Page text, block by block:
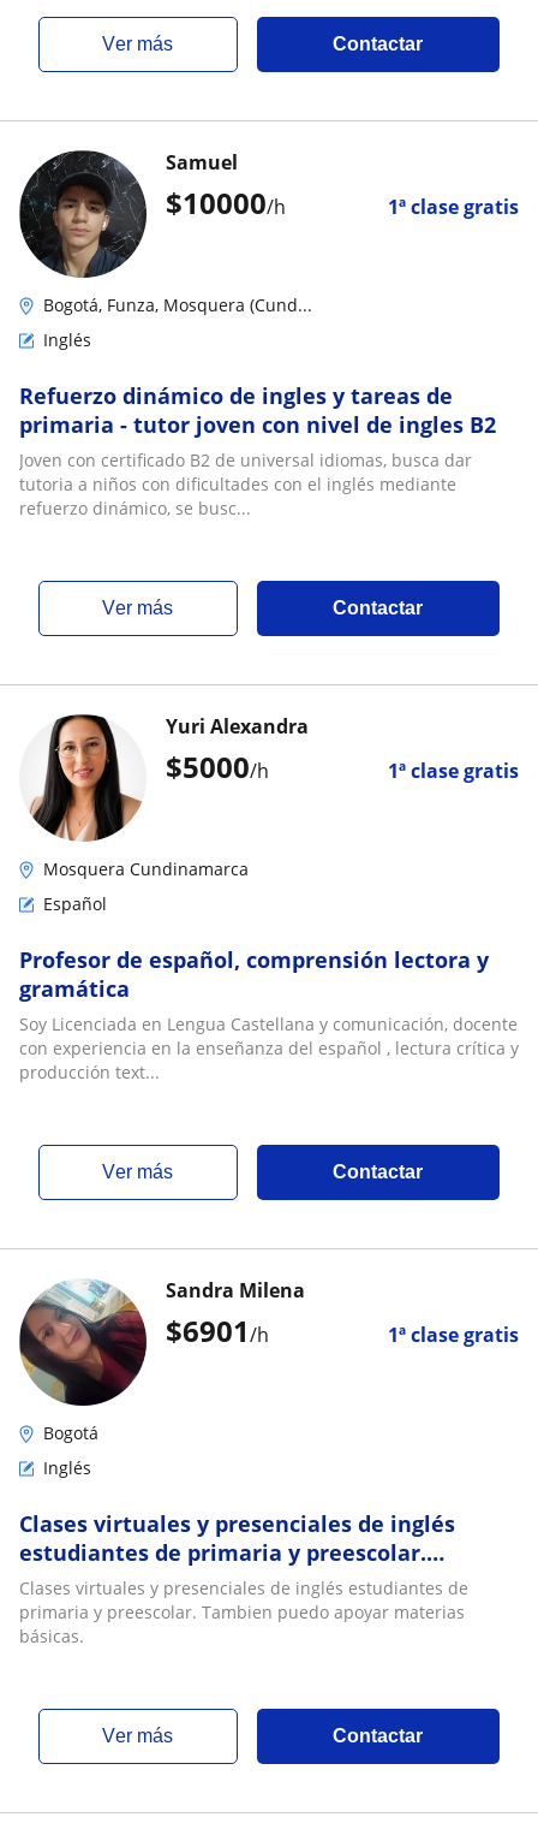
ver más Contactar
$10000/h 1ª clase gratis
Samuel
Bogotá, Funza, Mosquera (Cund...
Inglés
Refuerzo dinámico de ingles y tareas de
primaria - tutor joven con nivel de ingles B2
Joven con certificado B2 de universal idiomas, busca dar
tutoria a niños con dificultades con el inglés mediante
refuerzo dinámico, se busc...
ver más Contactar
$5000/h 1ª clase gratis
Yuri Alexandra
Mosquera Cundinamarca
Español
Profesor de español, comprensión lectora y
gramática
Soy Licenciada en Lengua Castellana y comunicación, docente
con experiencia en la enseñanza del español , lectura crítica y
producción text...
ver más Contactar
$6901/h 1ª clase gratis
Sandra Milena
Bogotá
Inglés
Clases virtuales y presenciales de inglés
estudiantes de primaria y preescolar.
Tambien puedo apoyar materias básicas
Clases virtuales y presenciales de inglés estudiantes de
primaria y preescolar. Tambien puedo apoyar materias
básicas.
ver más Contactar